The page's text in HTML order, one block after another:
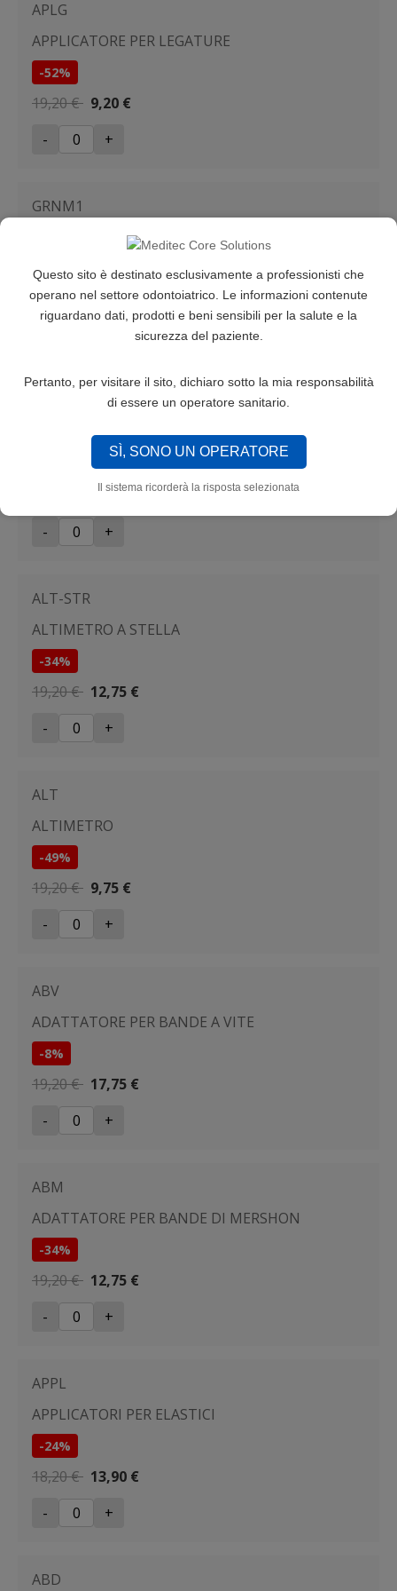
Questo sito è destinato esclusivamente a professionisti che
operano nel settore odontoiatrico. Le informazioni contenute
riguardano dati, prodotti e beni sensibili per la salute e la
sicurezza del paziente.
Pertanto, per visitare il sito, dichiaro sotto la mia responsabilità
di essere un operatore sanitario.
SÌ, SONO UN OPERATORE
Il sistema ricorderà la risposta selezionata
APLG
APPLICATORE PER LEGATURE
-52%
19,20 € 9,20 €
-
+
GRNM1
GANCI PER RIMOZIONE ALIGNER IN METALLO
-39%
6,90 € 4,20 €
GANCI PER RIMOZIONE ALIGNER
2,40 €
-
+
ALT-STR
ALTIMETRO A STELLA
-34%
19,20 € 12,75 €
-
+
ALT
ALTIMETRO
-49%
19,20 € 9,75 €
-
+
ABV
ADATTATORE PER BANDE A VITE
-8%
19,20 € 17,75 €
-
+
ABM
ADATTATORE PER BANDE DI MERSHON
-34%
19,20 € 12,75 €
-
+
APPL
APPLICATORI PER ELASTICI
-24%
18,20 € 13,90 €
-
+
ABD